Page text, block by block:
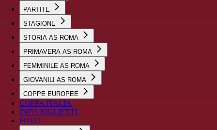
PARTITE
STAGIONE
STORIA AS ROMA
PRIMAVERA AS ROMA
FEMMINILE AS ROMA
GIOVANILI AS ROMA
COPPE EUROPEE
COPPA ITALIA
INFO BIGLIETTI
FOTO